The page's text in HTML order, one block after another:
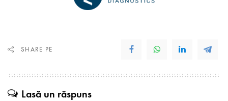
SHARE PE
Lasă un răspuns